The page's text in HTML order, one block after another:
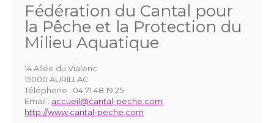
Fédération du Cantal pour
la Pêche et la Protection du
Milieu Aquatique
14 Allée du Vialenc
15000 AURILLAC
Téléphone : 04.71.48.19.25
Email : accueil@cantal-peche.com
http://www.cantal-peche.com